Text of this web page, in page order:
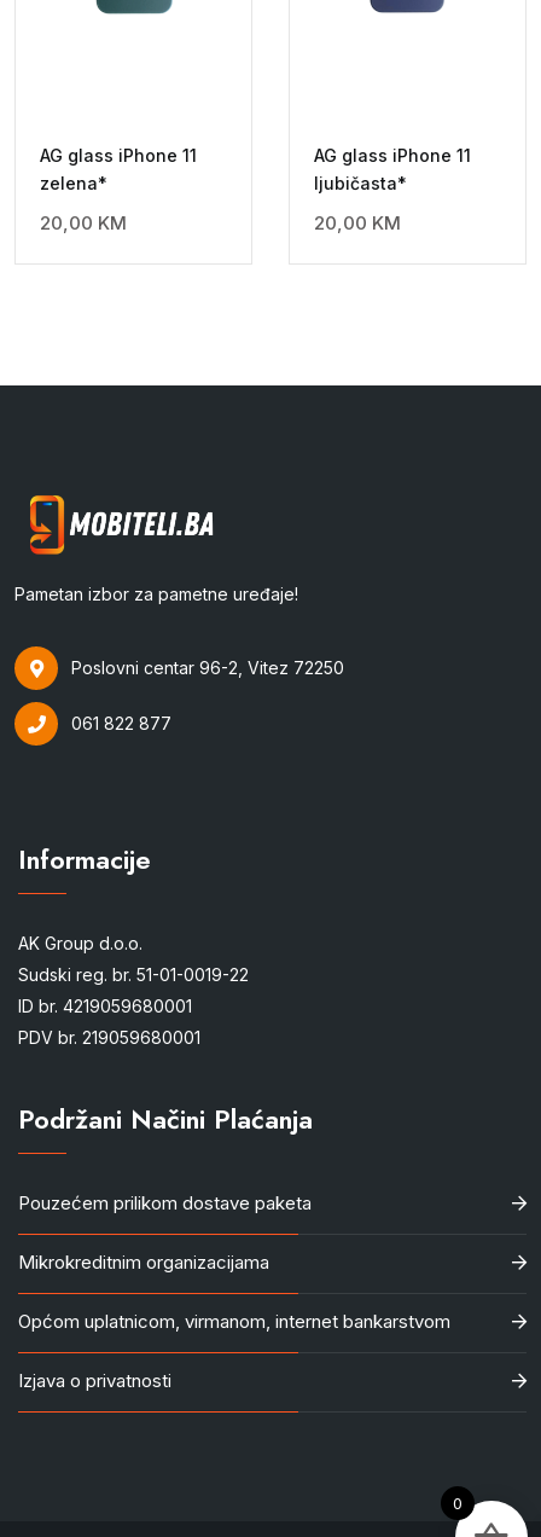
AG glass iPhone 11
zelena*
20,00 KM
AG glass iPhone 11
ljubičasta*
20,00 KM
Pametan izbor za pametne uređaje!
Poslovni centar 96-2, Vitez 72250
061 822 877
Informacije
AK Group d.o.o.
Sudski reg. br. 51-01-0019-22
ID br. 4219059680001
PDV br. 219059680001
Podržani Načini Plaćanja
Pouzećem prilikom dostave paketa
Mikrokreditnim organizacijama
Općom uplatnicom, virmanom, internet bankarstvom
Izjava o privatnosti
0